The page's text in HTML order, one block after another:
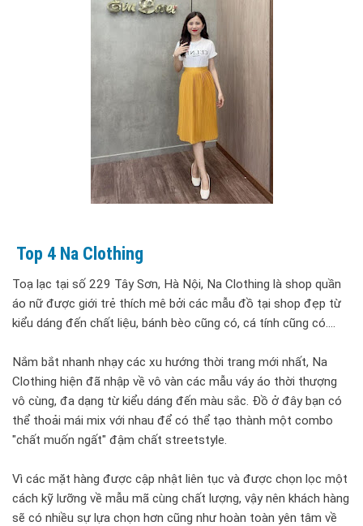
Top 4 Na Clothing
Toạ lạc tại số 229 Tây Sơn, Hà Nội, Na Clothing là shop quần
áo nữ được giới trẻ thích mê bởi các mẫu đồ tại shop đẹp từ
kiểu dáng đến chất liệu, bánh bèo cũng có, cá tính cũng có....
Nắm bắt nhanh nhạy các xu hướng thời trang mới nhất, Na
Clothing hiện đã nhập về vô vàn các mẫu váy áo thời thượng
vô cùng, đa dạng từ kiểu dáng đến màu sắc. Đồ ở đây bạn có
thể thoải mái mix với nhau để có thể tạo thành một combo
"chất muốn ngất" đậm chất streetstyle.
Vì các mặt hàng được cập nhật liên tục và được chọn lọc một
cách kỹ lưỡng về mẫu mã cùng chất lượng, vậy nên khách hàng
sẽ có nhiều sự lựa chọn hơn cũng như hoàn toàn yên tâm về